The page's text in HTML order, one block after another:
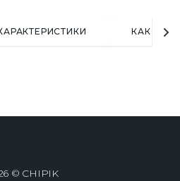
КАК
© CHIPIK